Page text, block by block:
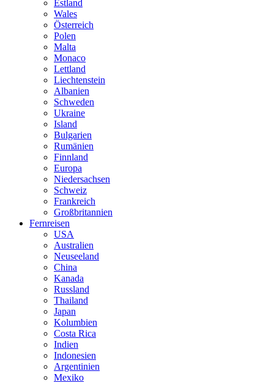
Estland
Wales
Österreich
Polen
Malta
Monaco
Lettland
Liechtenstein
Albanien
Schweden
Ukraine
Island
Bulgarien
Rumänien
Finnland
Europa
Niedersachsen
Schweiz
Frankreich
Großbritannien
Fernreisen
USA
Australien
Neuseeland
China
Kanada
Russland
Thailand
Japan
Kolumbien
Costa Rica
Indien
Indonesien
Argentinien
Mexiko